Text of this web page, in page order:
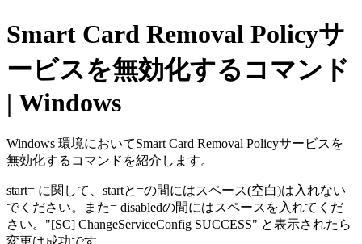
Smart Card Removal Policyサ
ービスを無効化するコマンド
| Windows
Windows 環境においてSmart Card Removal Policyサービスを
無効化するコマンドを紹介します。
start= に関して、startと=の間にはスペース(空白)は入れない
でください。また= disabledの間にはスペースを入れてくだ
さい。"[SC] ChangeServiceConfig SUCCESS" と表示されたら
変更は成功です。